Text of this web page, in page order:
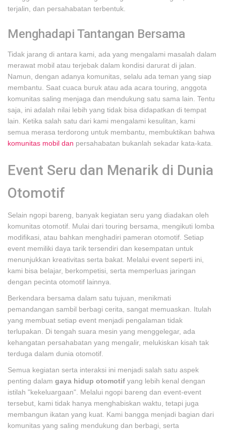
terjalin, dan persahabatan terbentuk.
Menghadapi Tantangan Bersama
Tidak jarang di antara kami, ada yang mengalami masalah dalam
merawat mobil atau terjebak dalam kondisi darurat di jalan.
Namun, dengan adanya komunitas, selalu ada teman yang siap
membantu. Saat cuaca buruk atau ada acara touring, anggota
komunitas saling menjaga dan mendukung satu sama lain. Tentu
saja, ini adalah nilai lebih yang tidak bisa didapatkan di tempat
lain. Ketika salah satu dari kami mengalami kesulitan, kami
semua merasa terdorong untuk membantu, membuktikan bahwa
komunitas mobil dan persahabatan bukanlah sekadar kata-kata.
Event Seru dan Menarik di Dunia
Otomotif
Selain ngopi bareng, banyak kegiatan seru yang diadakan oleh
komunitas otomotif. Mulai dari touring bersama, mengikuti lomba
modifikasi, atau bahkan menghadiri pameran otomotif. Setiap
event memiliki daya tarik tersendiri dan kesempatan untuk
menunjukkan kreativitas serta bakat. Melalui event seperti ini,
kami bisa belajar, berkompetisi, serta memperluas jaringan
dengan pecinta otomotif lainnya.
Berkendara bersama dalam satu tujuan, menikmati
pemandangan sambil berbagi cerita, sangat memuaskan. Itulah
yang membuat setiap event menjadi pengalaman tidak
terlupakan. Di tengah suara mesin yang menggelegar, ada
kehangatan persahabatan yang mengalir, melukiskan kisah tak
terduga dalam dunia otomotif.
Semua kegiatan serta interaksi ini menjadi salah satu aspek
penting dalam gaya hidup otomotif yang lebih kenal dengan
istilah "kekeluargaan". Melalui ngopi bareng dan event-event
tersebut, kami tidak hanya menghabiskan waktu, tetapi juga
membangun ikatan yang kuat. Kami bangga menjadi bagian dari
komunitas yang saling mendukung dan berbagi, serta